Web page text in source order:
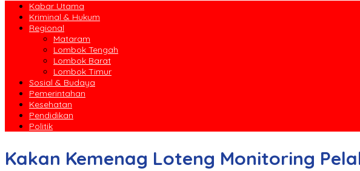
Kabar Utama
Kriminal & Hukum
Regional
Mataram
Lombok Tengah
Lombok Barat
Lombok Timur
Sosial & Budaya
Pemerintahan
Kesehatan
Pendidikan
Politik
Kakan Kemenag Loteng Monitoring